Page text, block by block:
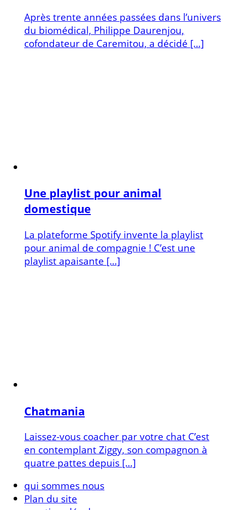
Après trente années passées dans l’univers
du biomédical, Philippe Daurenjou,
cofondateur de Caremitou, a décidé […]
Une playlist pour animal
domestique
La plateforme Spotify invente la playlist
pour animal de compagnie ! C’est une
playlist apaisante […]
Chatmania
Laissez-vous coacher par votre chat C’est
en contemplant Ziggy, son compagnon à
quatre pattes depuis […]
qui sommes nous
Plan du site